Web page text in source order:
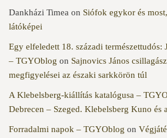
Dankházi Timea on Siófok egykor és
látóképei
Egy elfeledett 18. századi természettudós:
– TGYOblog on Sajnovics János
megfigyelései az északi sarkkörön túl
A Klebelsberg-kiállítás katalógusa –
Debrecen – Szeged. Klebelsberg Kuno és
Forradalmi napok – TGYOblog on